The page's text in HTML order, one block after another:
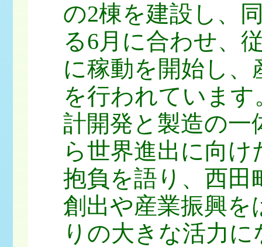
の2棟を建設し、
る6月に合わせ、
に稼動を開始し
を行われていま
計開発と製造の一
ら世界進出に向
抱負を語り、西田
創出や産業振興
りの大きな活力